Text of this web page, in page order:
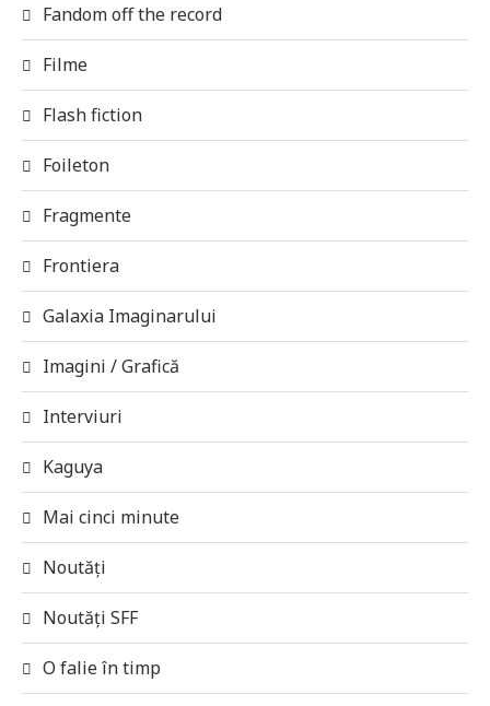
Fandom off the record
Filme
Flash fiction
Foileton
Fragmente
Frontiera
Galaxia Imaginarului
Imagini / Grafică
Interviuri
Kaguya
Mai cinci minute
Noutăți
Noutăți SFF
O falie în timp